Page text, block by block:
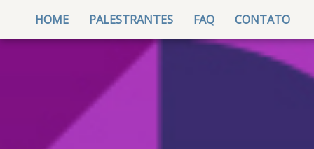
HOME(CURRENT)
PALESTRANTES FAQ CONTATO